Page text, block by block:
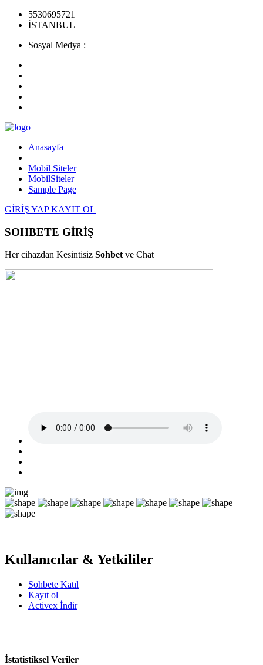
5530695721
İSTANBUL
Sosyal Medya :
Anasayfa
Mobil Siteler
MobilSiteler
Sample Page
GİRİŞ YAP KAYIT OL
SOHBETE GİRİŞ
Her cihazdan Kesintisiz Sohbetve Chat
Kullanıcılar & Yetkililer
Sohbete Katıl
Kayıt ol
Activex İndir
İstatistiksel Veriler